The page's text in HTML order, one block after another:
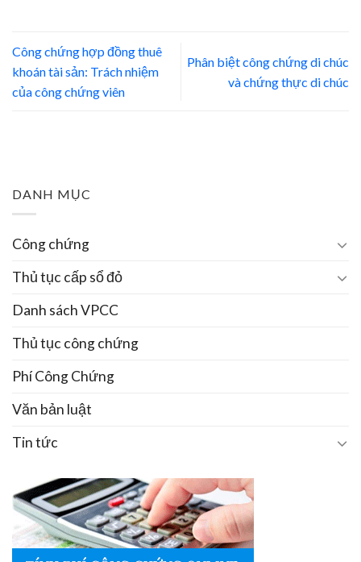
Công chứng hợp đồng thuê
khoán tài sản: Trách nhiệm
của công chứng viên
Phân biệt công chứng di chúc
và chứng thực di chúc
DANH MỤC
Công chứng
Thủ tục cấp sổ đỏ
Danh sách VPCC
Thủ tục công chứng
Phí Công Chứng
Văn bản luật
Tin tức